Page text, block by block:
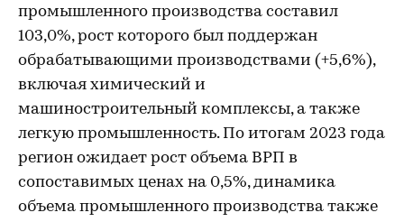
промышленного производства составил
103,0%, рост которого был поддержан
обрабатывающими производствами (+5,6%),
включая химический и
машиностроительный комплексы, а также
легкую промышленность. По итогам 2023 года
регион ожидает рост объема ВРП в
сопоставимых ценах на 0,5%, динамика
объема промышленного производства также